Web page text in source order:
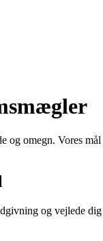
omegn. Vores
og vejlede